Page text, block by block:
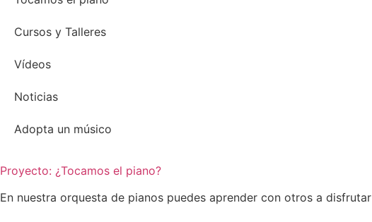
Cursos y Talleres
Vídeos
Noticias
Adopta un músico
Proyecto: ¿Tocamos el piano?
En nuestra orquesta de pianos puedes aprender con otros a